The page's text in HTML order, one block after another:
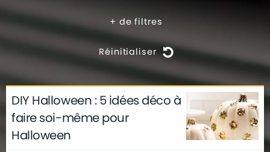
+ de filtres
Réinitialiser
actualités architecture
archives
conseils
déco finance
gouvernement
infographie
DIY Halloween : 5 idées déco à
faire soi-même pour
Halloween